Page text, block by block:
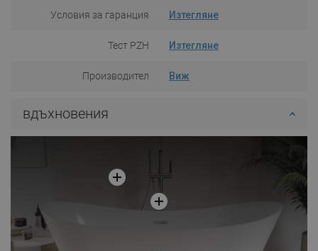
Условия за гаранция Изтегляне
Тест PZH Изтегляне
Производител Виж
вдъхновения